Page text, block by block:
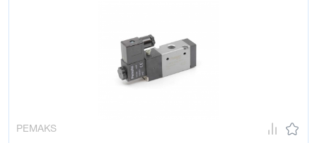
PEMAKS